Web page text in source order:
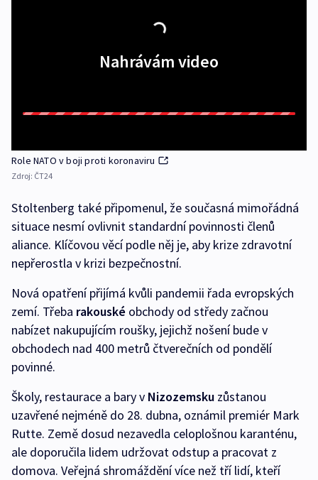
Nahrávám video
Role NATO v boji proti koronaviru
Zdroj: ČT24
Stoltenberg také připomenul, že současná mimořádná
situace nesmí ovlivnit standardní povinnosti členů
aliance. Klíčovou věcí podle něj je, aby krize zdravotní
nepřerostla v krizi bezpečnostní.
Nová opatření přijímá kvůli pandemii řada evropských
zemí. Třeba rakouské obchody od středy začnou
nabízet nakupujícím roušky, jejichž nošení bude v
obchodech nad 400 metrů čtverečních od pondělí
povinné.
Školy, restaurace a bary v Nizozemsku zůstanou
uzavřené nejméně do 28. dubna, oznámil premiér Mark
Rutte. Země dosud nezavedla celoplošnou karanténu,
ale doporučila lidem udržovat odstup a pracovat z
domova. Veřejná shromáždění více než tří lidí, kteří